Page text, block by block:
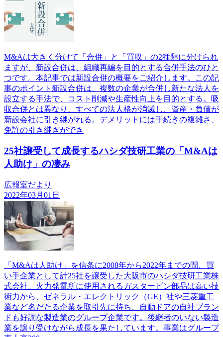
M&Aは大きく分けて「合併」と「買収」の2種類に分けられ
ますが、新設合併は、組織再編を目的とする合併手法のひと
つです。本記事では新設合併の概要をご紹介します。この記
事のポイント新設合併は、複数の企業が合併し新たな法人を
設立する手法で、コスト削減や生産性向上を目的とする。吸
収合併とは異なり、すべての法人格が消滅し、資産・負債が
新設会社に引き継がれる。デメリットには手続きの複雑さ、
免許の引き継ぎができ
25社譲受して成長するハシダ技研工業の「M&Aは
人助け」の凄み
広報室だより
2022年03月01日
「M&Aは人助け」を信条に2008年から2022年までの間、買
い手企業として計25社を譲受した大阪市のハシダ技研工業株
式会社。火力発電所に使用されるガスタービン部品は高い技
術力から、ゼネラル・エレクトリック（GE）社や三菱重工
業など名だたる企業を取引先に持ち、自動ドアの自社ブラン
ドも好調な製造業のグループ企業です。後継者のいない製造
業を譲り受けながら成長を果たしています。事業はグループ